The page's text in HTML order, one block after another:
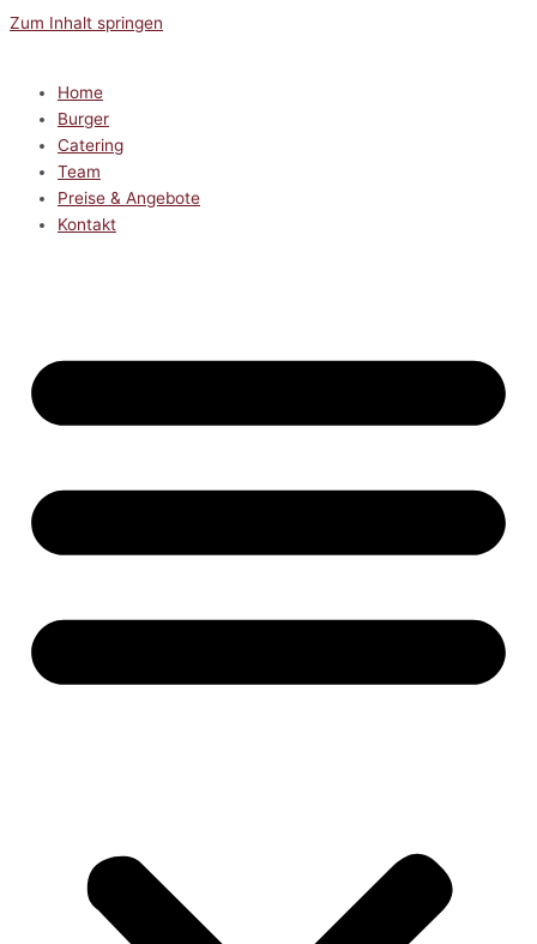
Zum Inhalt springen
Home
Burger
Catering
Team
Preise & Angebote
Kontakt